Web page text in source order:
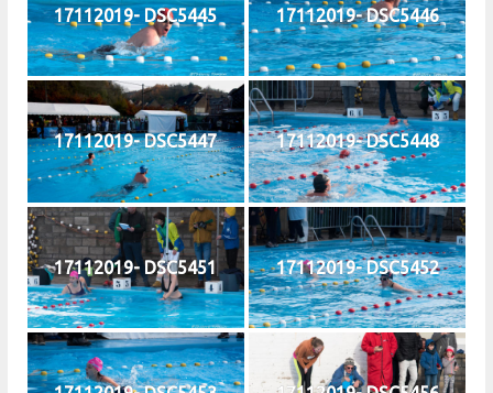
17112019- DSC5445 17112019- DSC5446
17112019- DSC5447 17112019- DSC5448
17112019- DSC5451 17112019- DSC5452